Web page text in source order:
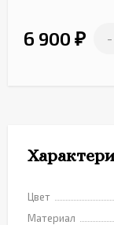
6 900 ₽ -
Цвет
Материал